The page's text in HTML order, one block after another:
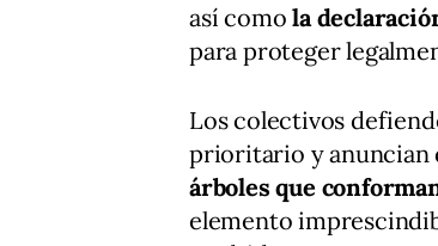
así comola
para proteger
Los colectivos
prioritario y anuncian
árboles que
elemento